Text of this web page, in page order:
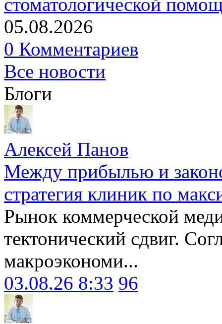
05.08.2026
0 Комментариев
Все новости
Блоги
Алексей Панов
Между прибылью и
стратегия клиник по
Рынок коммерческой
тектонический сдвиг.
макроэкономи...
03.08.26 8:33 96